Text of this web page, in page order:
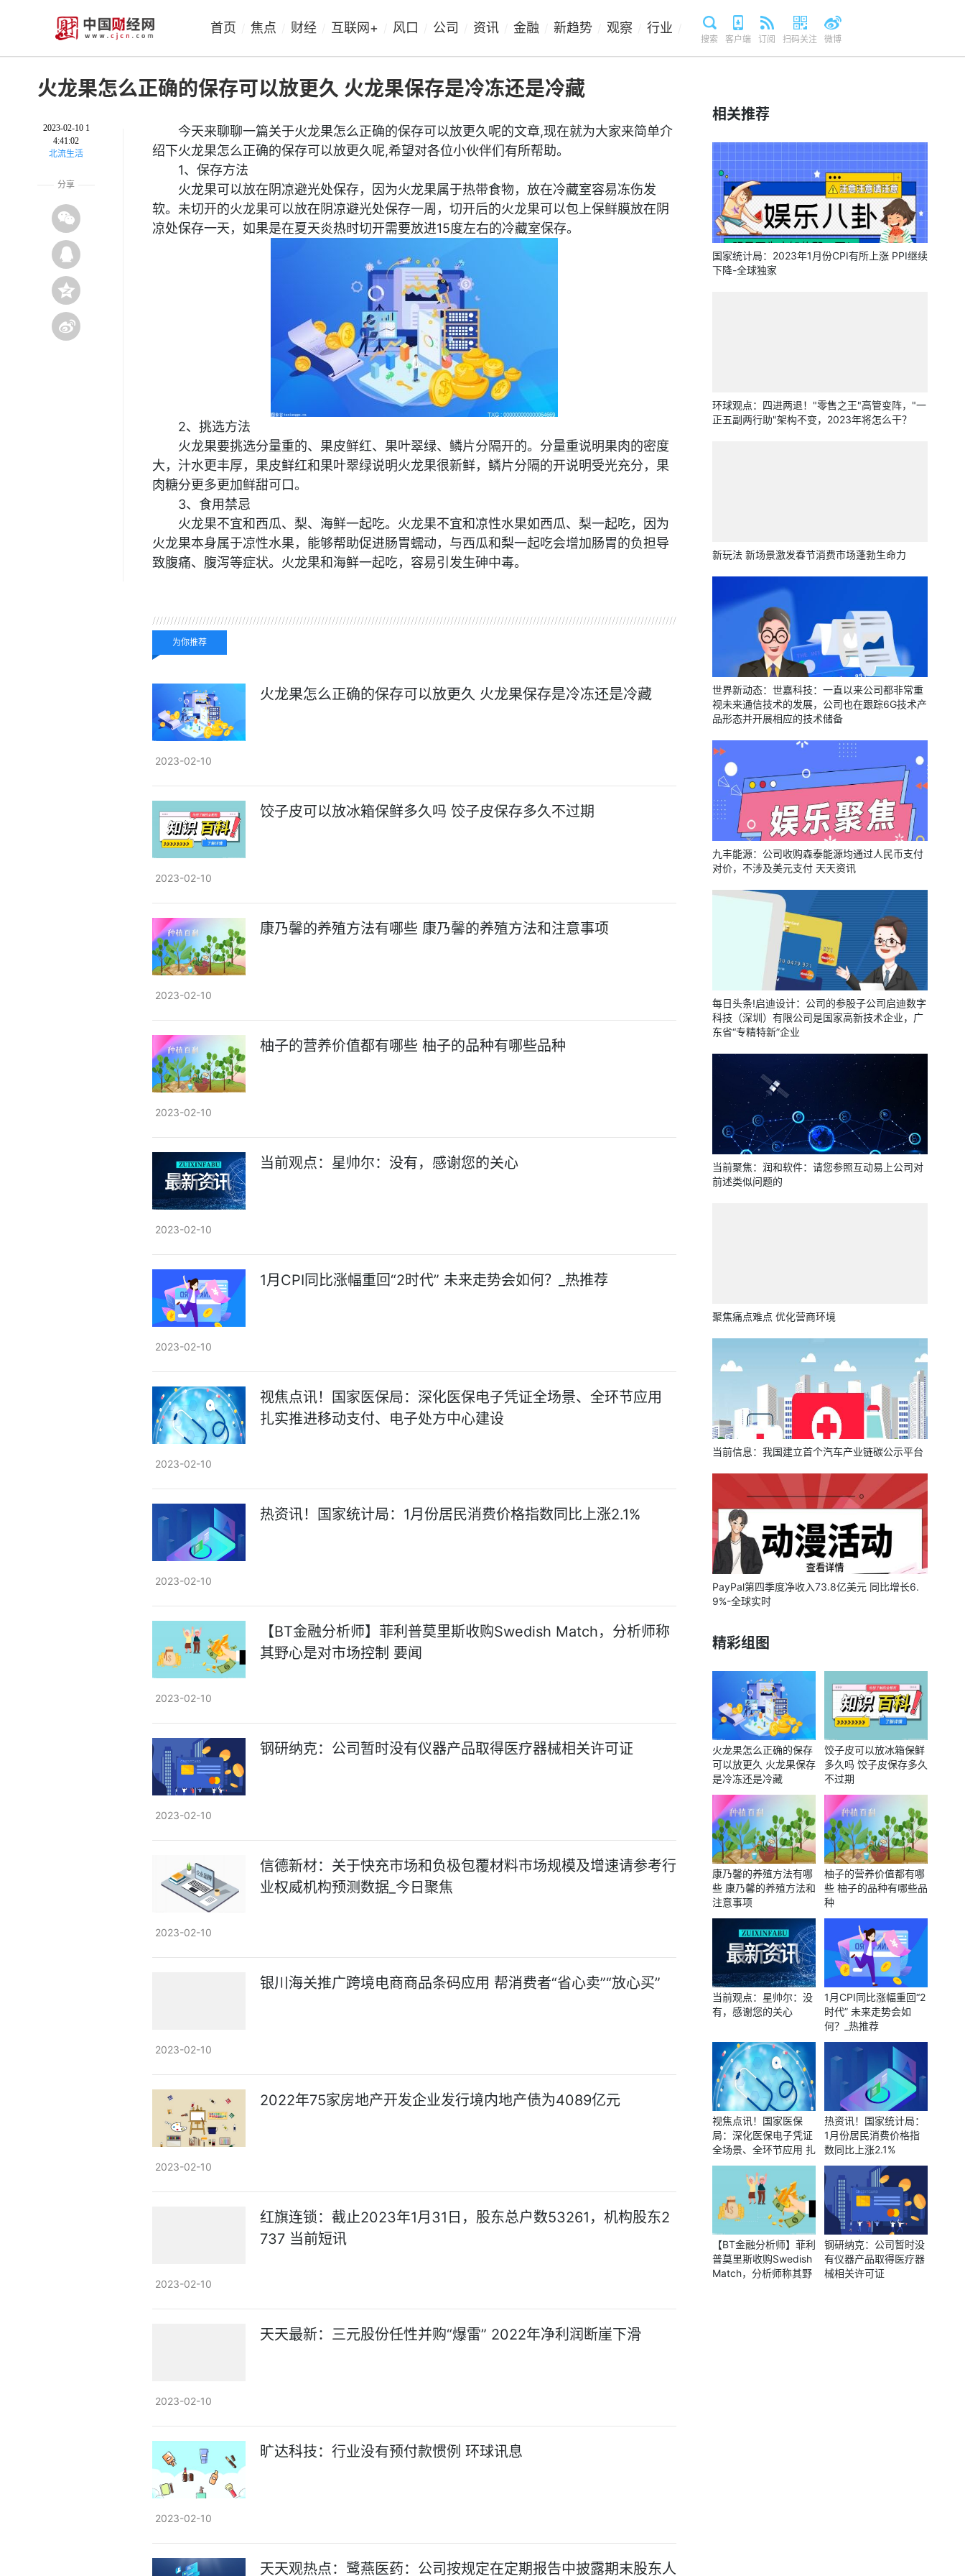
首页 焦点 财经 互联网+ 风口 公司 资讯 金融 新趋势 观察 行业
搜索 客户端 订阅 扫码关注 微博
火龙果怎么正确的保存可以放更久 火龙果保存是冷冻还是冷藏
2023-02-10 1
4:41:02
北流生活
分享
今天来聊聊一篇关于火龙果怎么正确的保存可以放更久呢的文章,现在就为大家来简单介
绍下火龙果怎么正确的保存可以放更久呢,希望对各位小伙伴们有所帮助。
1、保存方法
火龙果可以放在阴凉避光处保存，因为火龙果属于热带食物，放在冷藏室容易冻伤发
软。未切开的火龙果可以放在阴凉避光处保存一周，切开后的火龙果可以包上保鲜膜放在阴
凉处保存一天，如果是在夏天炎热时切开需要放进15度左右的冷藏室保存。
2、挑选方法
火龙果要挑选分量重的、果皮鲜红、果叶翠绿、鳞片分隔开的。分量重说明果肉的密度
大，汁水更丰厚，果皮鲜红和果叶翠绿说明火龙果很新鲜，鳞片分隔的开说明受光充分，果
肉糖分更多更加鲜甜可口。
3、食用禁忌
火龙果不宜和西瓜、梨、海鲜一起吃。火龙果不宜和凉性水果如西瓜、梨一起吃，因为
火龙果本身属于凉性水果，能够帮助促进肠胃蠕动，与西瓜和梨一起吃会增加肠胃的负担导
致腹痛、腹泻等症状。火龙果和海鲜一起吃，容易引发生砷中毒。
为你推荐
火龙果怎么正确的保存可以放更久 火龙果保存是冷冻还是冷藏
2023-02-10
饺子皮可以放冰箱保鲜多久吗 饺子皮保存多久不过期
2023-02-10
康乃馨的养殖方法有哪些 康乃馨的养殖方法和注意事项
2023-02-10
柚子的营养价值都有哪些 柚子的品种有哪些品种
2023-02-10
当前观点：星帅尔：没有，感谢您的关心
2023-02-10
1月CPI同比涨幅重回“2时代” 未来走势会如何？_热推荐
2023-02-10
视焦点讯！国家医保局：深化医保电子凭证全场景、全环节应用
扎实推进移动支付、电子处方中心建设
2023-02-10
热资讯！国家统计局：1月份居民消费价格指数同比上涨2.1%
2023-02-10
【BT金融分析师】菲利普莫里斯收购Swedish Match，分析师称
其野心是对市场控制 要闻
2023-02-10
钢研纳克：公司暂时没有仪器产品取得医疗器械相关许可证
2023-02-10
信德新材：关于快充市场和负极包覆材料市场规模及增速请参考行
业权威机构预测数据_今日聚焦
2023-02-10
银川海关推广跨境电商商品条码应用 帮消费者“省心卖”“放心买”
2023-02-10
2022年75家房地产开发企业发行境内地产债为4089亿元
2023-02-10
红旗连锁：截止2023年1月31日，股东总户数53261，机构股东2
737 当前短讯
2023-02-10
天天最新：三元股份任性并购“爆雷” 2022年净利润断崖下滑
2023-02-10
旷达科技：行业没有预付款惯例 环球讯息
2023-02-10
天天观热点：鹭燕医药：公司按规定在定期报告中披露期末股东人
相关推荐
国家统计局：2023年1月份CPI有所上涨 PPI继续
下降-全球独家
环球观点：四进两退！"零售之王"高管变阵，"一
正五副两行助"架构不变，2023年将怎么干？
新玩法 新场景激发春节消费市场蓬勃生命力
世界新动态：世嘉科技：一直以来公司都非常重
视未来通信技术的发展，公司也在跟踪6G技术产
品形态并开展相应的技术储备
九丰能源：公司收购森泰能源均通过人民币支付
对价，不涉及美元支付 天天资讯
每日头条!启迪设计：公司的参股子公司启迪数字
科技（深圳）有限公司是国家高新技术企业，广
东省“专精特新”企业
当前聚焦：润和软件：请您参照互动易上公司对
前述类似问题的
聚焦痛点难点 优化营商环境
当前信息：我国建立首个汽车产业链碳公示平台
PayPal第四季度净收入73.8亿美元 同比增长6.
9%-全球实时
精彩组图
火龙果怎么正确的保存
可以放更久 火龙果保存
是冷冻还是冷藏
饺子皮可以放冰箱保鲜
多久吗 饺子皮保存多久
不过期
康乃馨的养殖方法有哪
些 康乃馨的养殖方法和
注意事项
柚子的营养价值都有哪
些 柚子的品种有哪些品
种
当前观点：星帅尔：没
有，感谢您的关心
1月CPI同比涨幅重回“2
时代” 未来走势会如
何？_热推荐
视焦点讯！国家医保
局：深化医保电子凭证
全场景、全环节应用 扎
实推进移动支付、电子
处方中心建设
热资讯！国家统计局：
1月份居民消费价格指
数同比上涨2.1%
【BT金融分析师】菲利
普莫里斯收购Swedish
Match，分析师称其野
钢研纳克：公司暂时没
有仪器产品取得医疗器
械相关许可证